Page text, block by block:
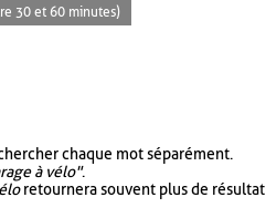
30 et 60 minutes)
chaque mot séparément.
à vélo".
retournera souvent plus de résultat